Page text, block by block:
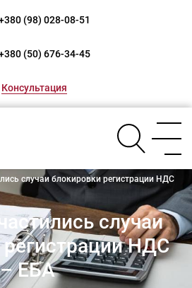
(98) 028-08-51
(50) 676-34-45
Консультация
случаи блокировки регистрации НДС
случаи
НДС
ЕБА